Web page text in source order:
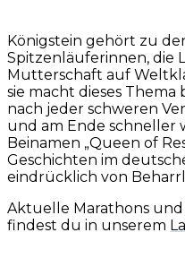
Königstein gehört zu
Spitzenläuferinnen, die
Mutterschaft auf
sie macht dieses Thema
nach jeder schweren
und am Ende schneller
Beinamen „Queen of
Geschichten im
eindrücklich von
Aktuelle Marathons
findest du in unserem